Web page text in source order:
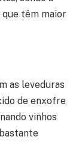
que têm maior
as leveduras
de enxofre
vinhos